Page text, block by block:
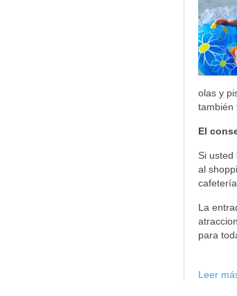
olas y
también
El
Si
al
La
para
Leer